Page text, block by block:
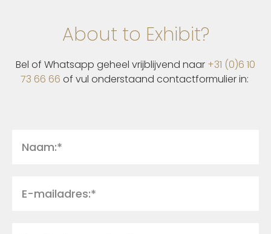
About to Exhibit?
Bel of Whatsapp geheel vrijblijvend naar +31 (0)6 10
73 66 66 of vul onderstaand contactformulier in: